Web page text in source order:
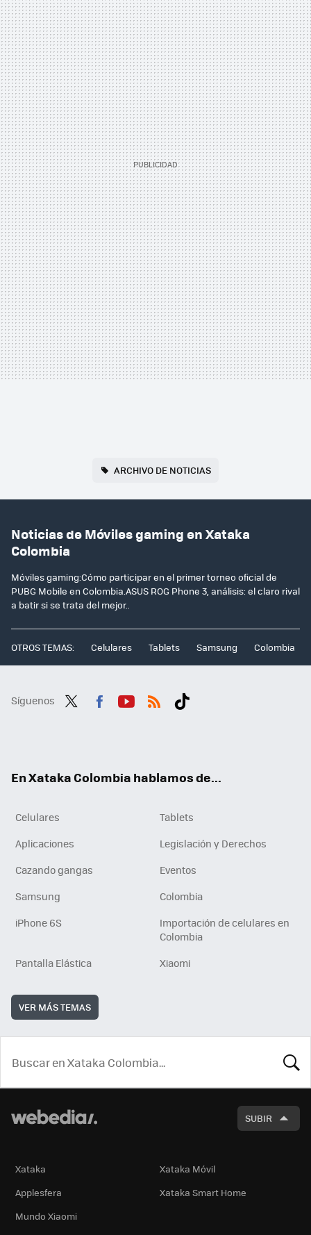
ARCHIVO DE NOTICIAS
Noticias de Móviles gaming en Xataka
Colombia
Móviles gaming:Cómo participar en el primer torneo oficial de
PUBG Mobile en Colombia.ASUS ROG Phone 3, análisis: el claro rival
a batir si se trata del mejor..
OTROS TEMAS: Celulares Tablets Samsung Colombia
Síguenos
En Xataka Colombia hablamos de...
Celulares
Tablets
Aplicaciones
Legislación y Derechos
Cazando gangas
Eventos
Samsung
Colombia
iPhone 6S
Importación de celulares en
Colombia
Pantalla Elástica
Xiaomi
VER MÁS TEMAS
SUBIR
Xataka
Xataka Móvil
Applesfera
Xataka Smart Home
Mundo Xiaomi